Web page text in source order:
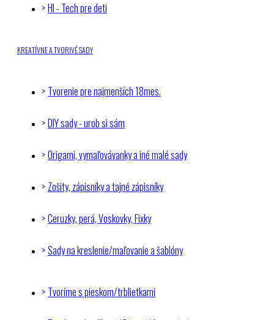
HI - Tech pre deti
KREATÍVNE A TVORIVÉ SADY
Tvorenie pre najmenších 18mes.
DIY sady - urob si sám
Origami, vymaľovávanky a iné malé sady
Zošity, zápisníky a tajné zápisníky
Ceruzky, perá, Voskovky, Fixky
Sady na kreslenie/maľovanie a šablóny
Tvoríme s pieskom/trblietkami